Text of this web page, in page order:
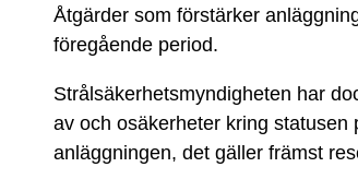
Åtgärder som förstärker
föregående period.
Strålsäkerhetsmyndigheten har
av och osäkerheter kring
anläggningen, det gäller främst